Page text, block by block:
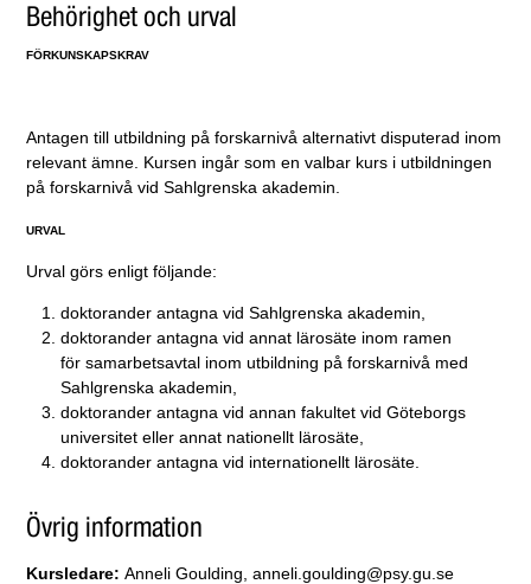
Behörighet och urval
FÖRKUNSKAPSKRAV
Antagen till utbildning på forskarnivå alternativt disputerad inom
relevant ämne. Kursen ingår som en valbar kurs i utbildningen
på forskarnivå vid Sahlgrenska akademin.
URVAL
Urval görs enligt följande:
doktorander antagna vid Sahlgrenska akademin,
doktorander antagna vid annat lärosäte inom ramen
för samarbetsavtal inom utbildning på forskarnivå med
Sahlgrenska akademin,
doktorander antagna vid annan fakultet vid Göteborgs
universitet eller annat nationellt lärosäte,
doktorander antagna vid internationellt lärosäte.
Övrig information
Kursledare: Anneli Goulding, anneli.goulding@psy.gu.se